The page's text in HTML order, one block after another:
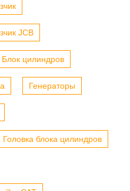
JCB
Блок цилиндров
Генераторы
Головка блока цилиндров